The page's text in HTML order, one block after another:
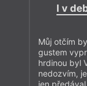
I v
Můj otčím
gustem
hrdinou byl
nedozvím,